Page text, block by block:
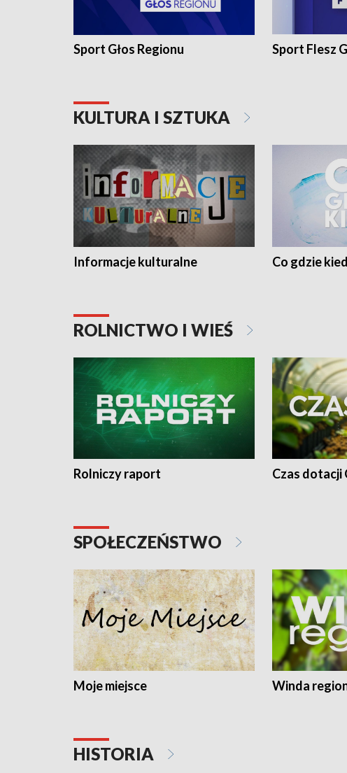
Sport Głos Regionu Sport Flesz
KULTURA I SZTUKA
Informacje kulturalne Co gdzie
ROLNICTWO I WIEŚ
Rolniczy raport Czas dotacji
SPOŁECZEŃSTWO
Moje miejsce Winda
HISTORIA